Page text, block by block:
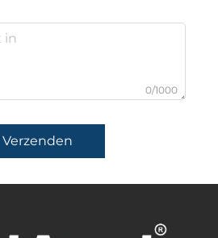
0/1000
Verzenden